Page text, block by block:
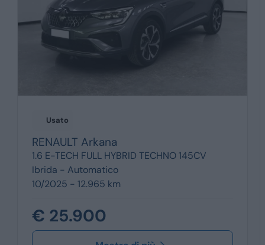
Usato
RENAULT Arkana
1.6 E-TECH FULL HYBRID TECHNO 145CV
Ibrida - Automatico
10/2025 - 12.965 km
€ 25.900